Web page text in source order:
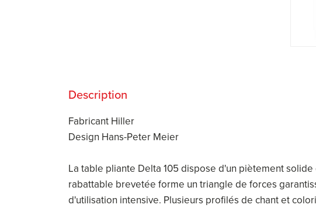
Description
Fabricant Hiller
Design Hans-Peter Meier
La table pliante Delta 105 dispose d'un piètement
rabattable brevetée forme un triangle de forces
d'utilisation intensive. Plusieurs profilés de chant et